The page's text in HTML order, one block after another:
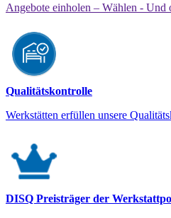
Angebote einholen – Wählen - Und
Qualitätskontrolle
Werkstätten erfüllen unsere
DISQ Preisträger der